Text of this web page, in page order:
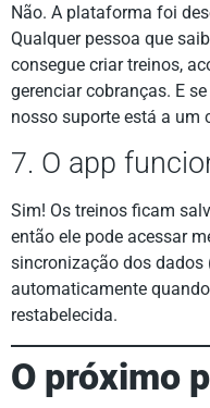
Não. A plataforma foi
Qualquer pessoa que
consegue criar treinos,
gerenciar cobranças. E
nosso suporte está a um
7. O app
Sim! Os treinos ficam
então ele pode acessar
sincronização dos dados
automaticamente
restabelecida.
O próximo